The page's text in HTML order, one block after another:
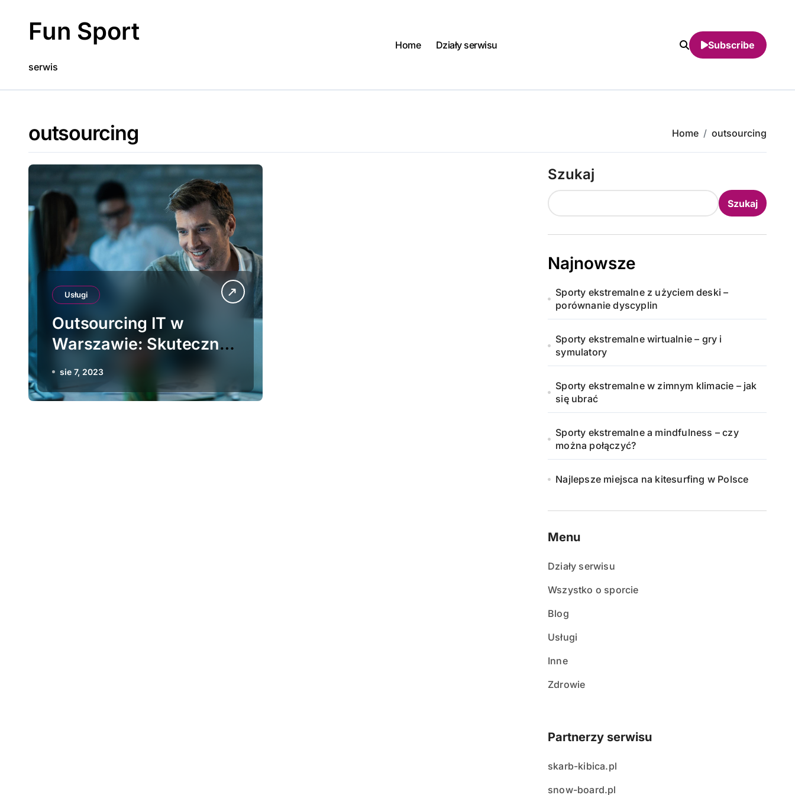
contentFun Sport
serwis
Home Działy serwisu Subscribe
outsourcing Home outsourcing
Usługi
Outsourcing IT w
Warszawie: Skuteczne
Rozwiązania dla
Współczesnych
Biznesów
sie 7, 2023
Szukaj
Szukaj
Najnowsze
Sporty ekstremalne z użyciem deski –
porównanie dyscyplin
Sporty ekstremalne wirtualnie – gry i
symulatory
Sporty ekstremalne w zimnym klimacie – jak
się ubrać
Sporty ekstremalne a mindfulness – czy
można połączyć?
Najlepsze miejsca na kitesurfing w Polsce
Menu
Działy serwisu
Wszystko o sporcie
Blog
Usługi
Inne
Zdrowie
Partnerzy serwisu
skarb-kibica.pl
snow-board.pl